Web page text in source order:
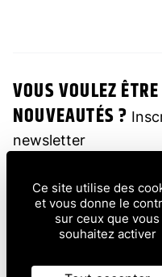
VOUS VOULEZ
NOUVEAUTÉS ?
newsletter
Adresse e-mail
Les informations
transmises à l'entreprise
politique de confidentialité
Ce site utilise des
et vous donne le
sur ceux que vous
souhaitez activer